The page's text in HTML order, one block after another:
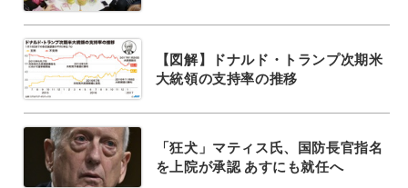
【図解】ドナルド・トランプ次期米
大統領の支持率の推移
「狂犬」マティス氏、国防長官指名
を上院が承認 あすにも就任へ